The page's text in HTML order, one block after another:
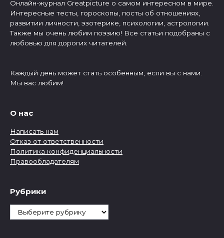
Онлайн-журнал Greatpicture о самом интересном в мире.
Интересные тесты, гороскопы, посты об отношениях,
развитии личности, эзотерике, психологии, астрологии.
Также мы очень любим поэзию! Все статьи подобраны с
любовью для дорогих читателей.
Каждый день может стать особенным, если вы с нами.
Мы вас любим!
О нас
Написать нам
Отказ от ответственности
Политика конфиденциальности
Правообладателям
Рубрики
Рубрики